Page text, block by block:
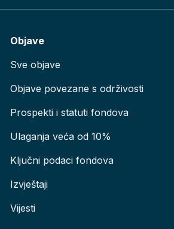
Objave
Sve objave
Objave povezane s održivosti
Prospekti i statuti fondova
Ulaganja veća od 10%
Ključni podaci fondova
Izvještaji
Vijesti